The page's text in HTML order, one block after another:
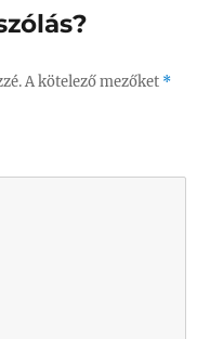
A kötelező mezőket *